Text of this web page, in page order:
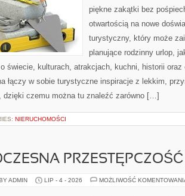
piękne zakątki bez
otwartością na nowe
turystyczny, który może
planujące rodzinny urlop,
świecie, kulturach, atrakcjach, kuchni, historii
łączy w sobie turystyczne inspiracje z lekkim,
dzięki czemu można tu znaleźć zarówno […]
NIERUCHOMOŚCI
PRZESTĘPCZOŚĆ
ADMIN LIP - 4 - 2026 MOŻLIWOŚĆ